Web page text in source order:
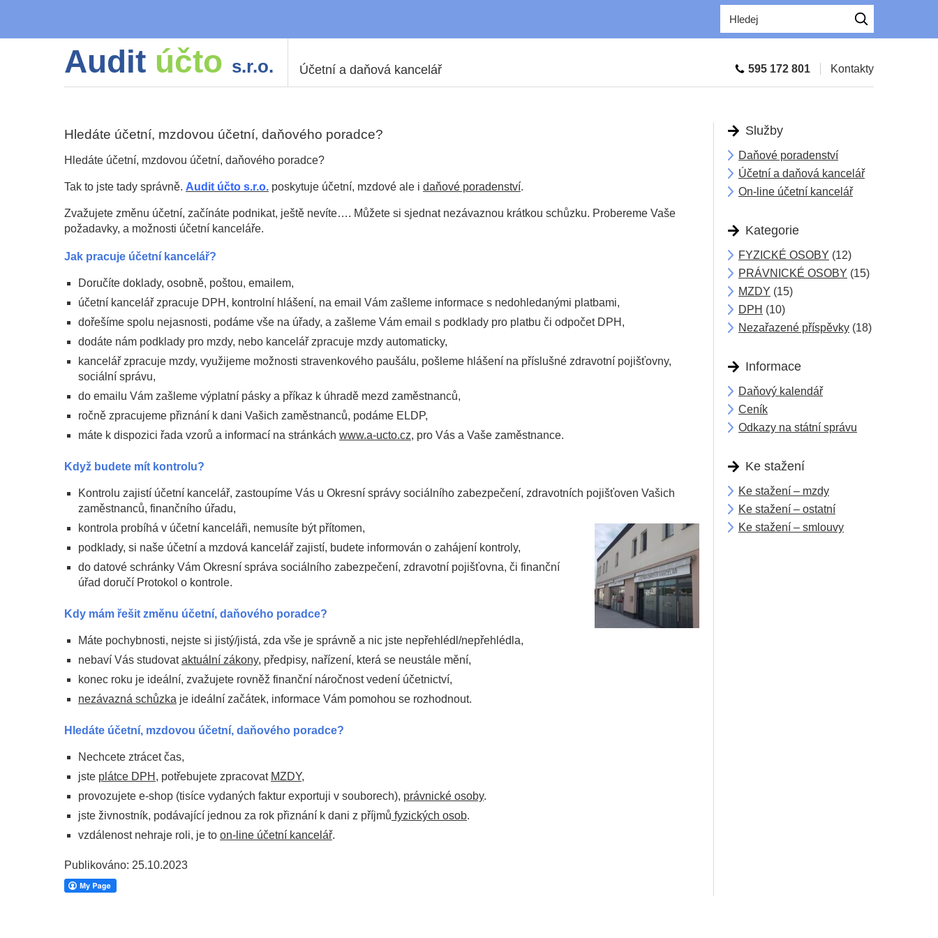
Audit účto s.r.o. Účetní a daňová kancelář 595 172 801 Kontakty
Hledáte účetní, mzdovou účetní, daňového poradce?
Hledáte účetní, mzdovou účetní, daňového poradce?
Tak to jste tady správně. Audit účto s.r.o. poskytuje účetní, mzdové ale i daňové poradenství.
Zvažujete změnu účetní, začínáte podnikat, ještě nevíte…. Můžete si sjednat nezávaznou krátkou schůzku. Probereme Vaše
požadavky, a možnosti účetní kanceláře.
Jak pracuje účetní kancelář?
Doručíte doklady, osobně, poštou, emailem,
účetní kancelář zpracuje DPH, kontrolní hlášení, na email Vám zašleme informace s nedohledanými platbami,
dořešíme spolu nejasnosti, podáme vše na úřady, a zašleme Vám email s podklady pro platbu či odpočet DPH,
dodáte nám podklady pro mzdy, nebo kancelář zpracuje mzdy automaticky,
kancelář zpracuje mzdy, využijeme možnosti stravenkového paušálu, pošleme hlášení na příslušné zdravotní pojišťovny,
sociální správu,
do emailu Vám zašleme výplatní pásky a příkaz k úhradě mezd zaměstnanců,
ročně zpracujeme přiznání k dani Vašich zaměstnanců, podáme ELDP,
máte k dispozici řada vzorů a informací na stránkách www.a-ucto.cz, pro Vás a Vaše zaměstnance.
Když budete mít kontrolu?
Kontrolu zajistí účetní kancelář, zastoupíme Vás u Okresní správy sociálního zabezpečení, zdravotních pojišťoven Vašich
zaměstnanců, finančního úřadu,
kontrola probíhá v účetní kanceláři, nemusíte být přítomen,
podklady, si naše účetní a mzdová kancelář zajistí, budete informován o zahájení kontroly,
do datové schránky Vám Okresní správa sociálního zabezpečení, zdravotní pojišťovna, či finanční
úřad doručí Protokol o kontrole.
Kdy mám řešit změnu účetní, daňového poradce?
Máte pochybnosti, nejste si jistý/jistá, zda vše je správně a nic jste nepřehlédl/nepřehlédla,
nebaví Vás studovataktuální zákony, předpisy, nařízení, která se neustále mění,
konec roku je ideální, zvažujete rovněž finanční náročnost vedení účetnictví,
nezávazná schůzka je ideální začátek, informace Vám pomohou se rozhodnout.
Hledáte účetní, mzdovou účetní, daňového poradce?
Nechcete ztrácet čas,
jste plátce DPH , potřebujete zpracovat MZDY,
provozujete e-shop (tisíce vydaných faktur exportuji v souborech), právnické osoby.
jste živnostník, podávající jednou za rok přiznání k dani z příjmů fyzických osob.
vzdálenost nehraje roli, je to on-line účetní kancelář.
Publikováno: 25.10.2023
Služby
Daňové poradenství
Účetní a daňová kancelář
On-line účetní kancelář
Kategorie
FYZICKÉ OSOBY (12)
PRÁVNICKÉ OSOBY (15)
MZDY (15)
DPH (10)
Nezařazené příspěvky (18)
Informace
Daňový kalendář
Ceník
Odkazy na státní správu
Ke stažení
Ke stažení – mzdy
Ke stažení – ostatní
Ke stažení – smlouvy